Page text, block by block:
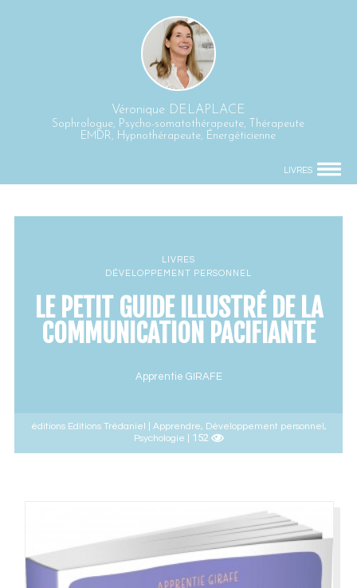
Véronique DELAPLACE
Sophrologue, Psycho-somatothérapeute, Thérapeute
EMDR, Hypnothérapeute, Énergéticienne
LIVRES
LIVRES
DÉVELOPPEMENT PERSONNEL
LE PETIT GUIDE ILLUSTRÉ DE LA
COMMUNICATION PACIFIANTE
Apprentie GIRAFE
éditions Editions Trédaniel | Apprendre, Développement personnel,
Psychologie |
152